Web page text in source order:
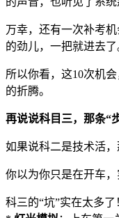
万幸，还有一次补考
的劲儿，一把就进去
所以你看，这10次机
的折腾。
再说说科目三，那条“
如果说科二是技术活
你以为你只是在开车
科三的“坑”实在太多了